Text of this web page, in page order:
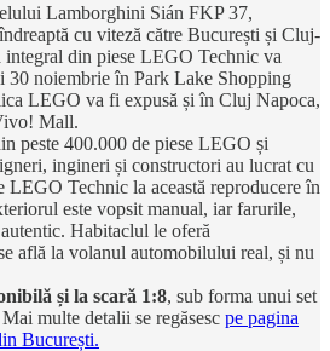
Lamborghini Sián FKP 37,
cu viteză către București și Cluj-
din piese LEGO Technic va
30 noiembrie în Park Lake Shopping
LEGO va fi expusă și în Cluj Napoca,
Mall.
peste 400.000 de piese LEGO și
ingineri și constructori au lucrat cu
LEGO Technic la această reproducere în
este vopsit manual, iar farurile,
Habitaclul le oferă
află la volanul automobilului real, și nu
și la scară 1:8, sub forma unui set
multe detalii se regăsesc pe pagina
București.